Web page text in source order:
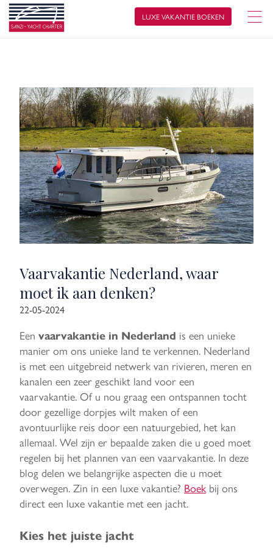
LUXE VAKANTIE BOEKEN
Vaarvakantie Nederland, waar
moet ik aan denken?
22-05-2024
Een vaarvakantie in Nederland is een unieke
manier om ons unieke land te verkennen. Nederland
is met een uitgebreid netwerk van rivieren, meren en
kanalen een zeer geschikt land voor een
vaarvakantie. Of u nou graag een ontspannen tocht
door gezellige dorpjes wilt maken of een
avontuurlijke reis door een natuurgebied, het kan
allemaal. Wel zijn er bepaalde zaken die u goed moet
regelen bij het plannen van een vaarvakantie. In deze
blog delen we belangrijke aspecten die u moet
overwegen. Zin in een luxe vakantie? Boek bij ons
direct een luxe vakantie met een jacht.
Kies het juiste jacht